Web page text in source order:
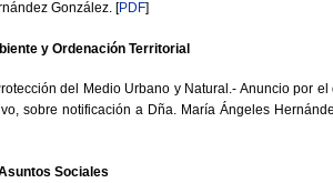
González. [PDF]
y Ordenación Territorial
del Medio Urbano y Natural.- Anuncio por
sobre notificación a Dña. María Ángeles
Sociales